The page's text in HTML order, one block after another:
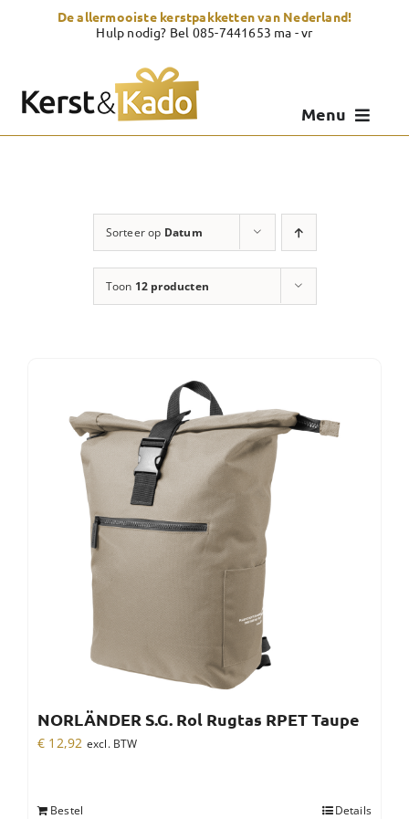
De allermooiste kerstpakketten van Nederland!
Hulp nodig? Bel 085-7441653 ma - vr
Menu
Zelf samenstellen
Sorteer op Datum
Toon 12 producten
NORLÄNDER S.G. Rol Rugtas RPET Taupe
€ 12,92 excl. BTW
Bestel Details